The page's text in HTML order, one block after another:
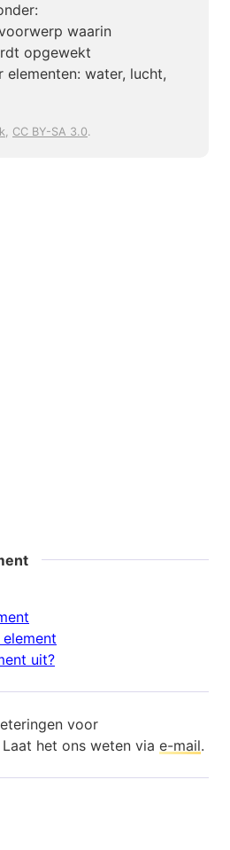
waarin
opgewekt
elementen: water, lucht,
, CC BY-SA 3.0.
uit?
voor
het ons weten via e-mail.